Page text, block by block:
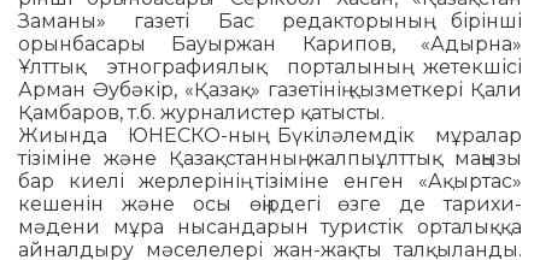
Зама­ны» газеті Бас ре­дак­торының бірін­ші
орынбасары Бауыр­жан Карипов, «Адырна»
Ұлттық эт­ног­рафиялық порталының жетекшісі
Арман Әубәкір, «Қазақ» газетінің қы­з­меткері Қали
Қамбаров, т.б. жур­налистер қатысты.
Жиында ЮНЕСКО-ның Бү­кілә­­лем­дік мұралар
тізіміне және Қазақ­станның жалпыұлттық маңы­зы
бар кие­лі жерлерінің тізіміне енген «Ақыр­тас»
кешенін және осы өңірдегі өз­ге де тарихи-
мәдени мұра нысан­дарын туристік орта­лыққа
айналдыру мәселелері жан-жақты талқыланды.